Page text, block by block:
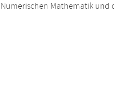
Mathematik und